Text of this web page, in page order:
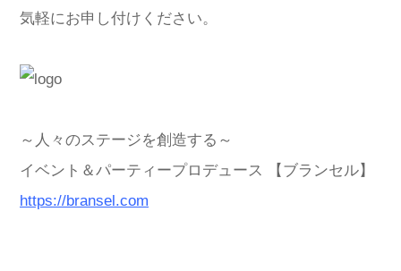
気軽にお申し付けください。
～人々のステージを創造する～
イベント＆パーティープロデュース 【ブランセル】
https://bransel.com